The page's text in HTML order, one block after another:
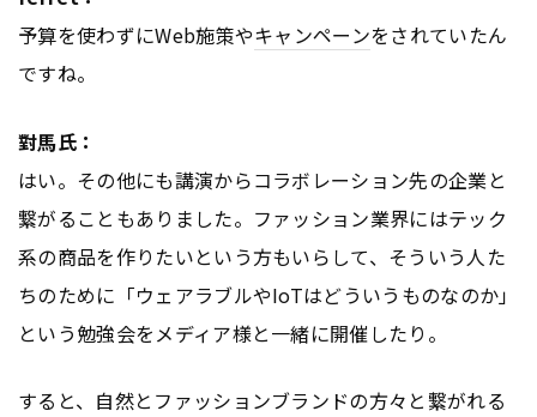
予算を使わずにWeb施策やキャンペーンをされていたん
ですね。
對馬氏：
はい。その他にも講演からコラボレーション先の企業と
繋がることもありました。ファッション業界にはテック
系の商品を作りたいという方もいらして、そういう人た
ちのために「ウェアラブルやIoTはどういうものなのか」
という勉強会をメディア様と一緒に開催したり。
すると、自然とファッションブランドの方々と繋がれる